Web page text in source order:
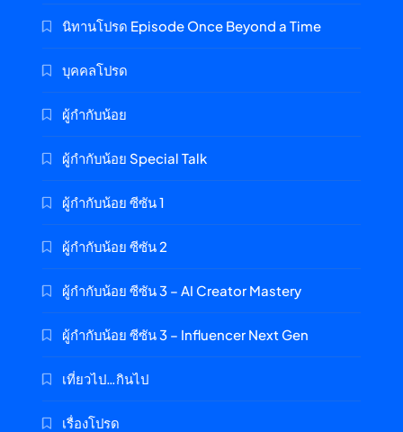
นิทานโปรด Episode Once Beyond a Time
บุคคลโปรด
ผู้กำกับน้อย
ผู้กำกับน้อย Special Talk
ผู้กำกับน้อย ซีซัน 1
ผู้กำกับน้อย ซีซัน 2
ผู้กำกับน้อย ซีซัน 3 – AI Creator Mastery
ผู้กำกับน้อย ซีซัน 3 – Influencer Next Gen
เที่ยวไป…กินไป
เรื่องโปรด